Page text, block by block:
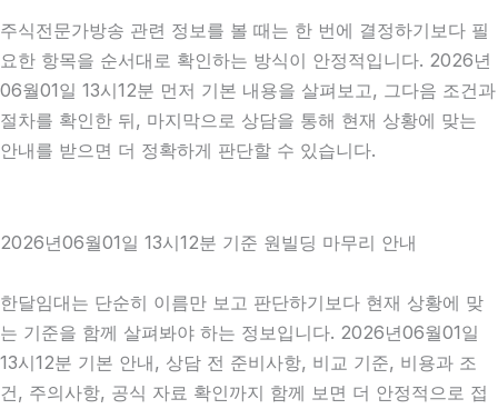
주식전문가방송 관련 정보를 볼 때는 한 번에 결정하기보다 필
요한 항목을 순서대로 확인하는 방식이 안정적입니다. 2026년
06월01일 13시12분 먼저 기본 내용을 살펴보고, 그다음 조건과
절차를 확인한 뒤, 마지막으로 상담을 통해 현재 상황에 맞는
안내를 받으면 더 정확하게 판단할 수 있습니다.
2026년06월01일 13시12분 기준 원빌딩 마무리 안내
한달임대는 단순히 이름만 보고 판단하기보다 현재 상황에 맞
는 기준을 함께 살펴봐야 하는 정보입니다. 2026년06월01일
13시12분 기본 안내, 상담 전 준비사항, 비교 기준, 비용과 조
건, 주의사항, 공식 자료 확인까지 함께 보면 더 안정적으로 접